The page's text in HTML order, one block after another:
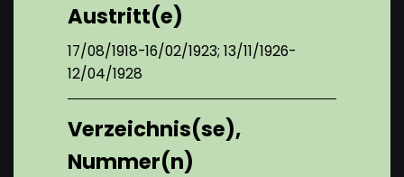
Austritt(e)
17/08/1918-16/02/1923; 13/11/1926-
12/04/1928
Verzeichnis(se),
Nummer(n)